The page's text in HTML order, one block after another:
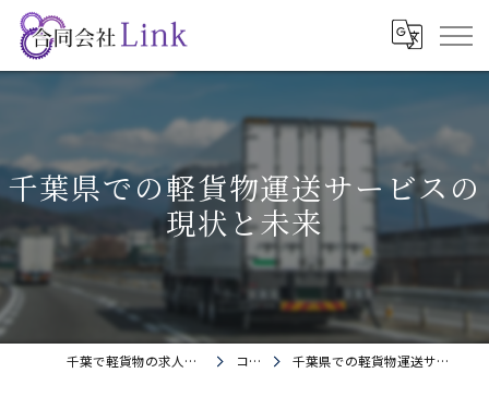
千葉県での軽貨物運送サービスの
現状と未来
千葉で軽貨物の求人なら合同会社Link コラム 千葉県での軽貨物運送サービスの現状と未来